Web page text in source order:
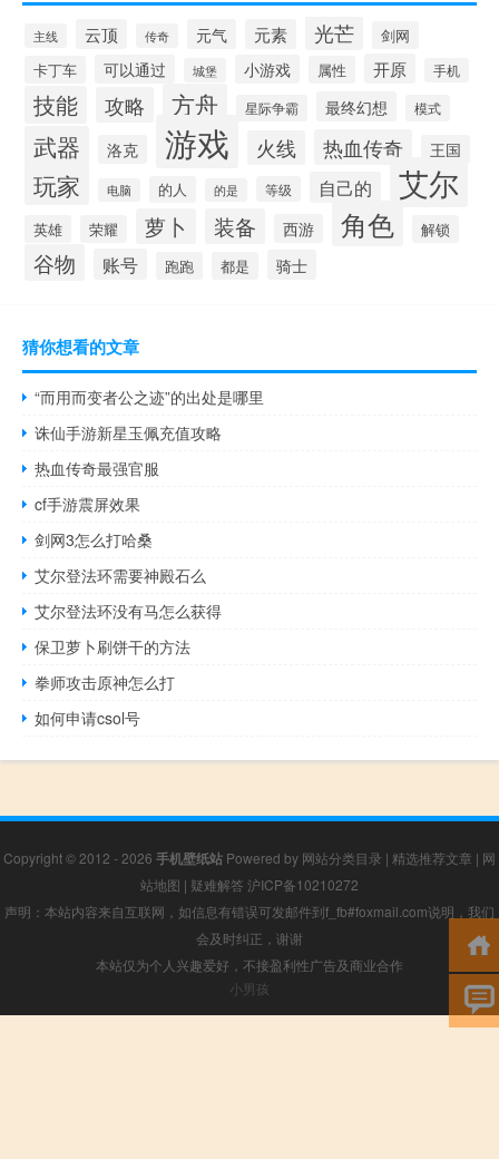
主线 云顶 传奇 元气 元素 光芒
剑网
卡丁车
可以通过 城堡 小游戏 属性 开原 手机
技能 攻略 方舟 星际争霸 最终幻想 模式
武器 洛克 游戏 火线 热血传奇 王国
玩家 电脑 的人 的是 等级 自己的 艾尔
英雄 荣耀 萝卜 装备 西游 角色 解锁
谷物 账号 跑跑 都是 骑士
猜你想看的文章
“而用而变者公之迹”的出处是哪里
诛仙手游新星玉佩充值攻略
热血传奇最强官服
cf手游震屏效果
剑网3怎么打哈桑
艾尔登法环需要神殿石么
艾尔登法环没有马怎么获得
保卫萝卜刷饼干的方法
拳师攻击原神怎么打
如何申请csol号
Copyright © 2012 - 2026 手机壁纸站 Powered by 网站分类目录 | 精选推荐文章 | 网
站地图 | 疑难解答 沪ICP备10210272
声明：本站内容来自互联网，如信息有错误可发邮件到f_fb#foxmail.com说明，我们
会及时纠正，谢谢
本站仅为个人兴趣爱好，不接盈利性广告及商业合作
小男孩